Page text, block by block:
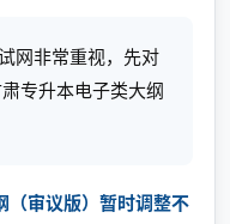
网非常重视，先对
专升本电子类大纲
审议版）暂时调整不